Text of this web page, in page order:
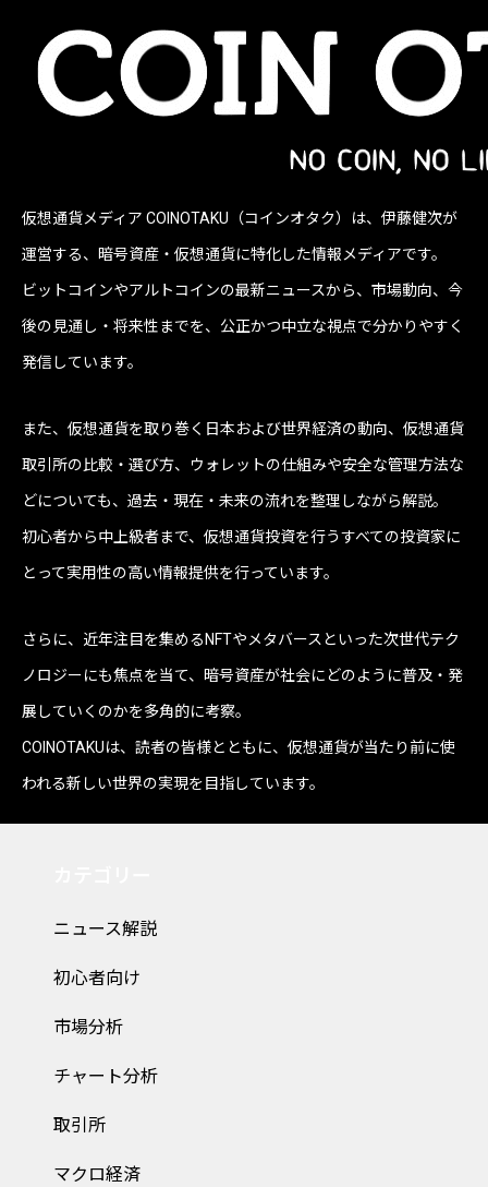
仮想通貨メディア COINOTAKU（コインオタク）は、伊藤健次が
運営する、暗号資産・仮想通貨に特化した情報メディアです。
ビットコインやアルトコインの最新ニュースから、市場動向、今
後の見通し・将来性までを、公正かつ中立な視点で分かりやすく
発信しています。
また、仮想通貨を取り巻く日本および世界経済の動向、仮想通貨
取引所の比較・選び方、ウォレットの仕組みや安全な管理方法な
どについても、過去・現在・未来の流れを整理しながら解説。
初心者から中上級者まで、仮想通貨投資を行うすべての投資家に
とって実用性の高い情報提供を行っています。
さらに、近年注目を集めるNFTやメタバースといった次世代テク
ノロジーにも焦点を当て、暗号資産が社会にどのように普及・発
展していくのかを多角的に考察。
COINOTAKUは、読者の皆様とともに、仮想通貨が当たり前に使
われる新しい世界の実現を目指しています。
ニュース解説
初心者向け
市場分析
チャート分析
取引所
マクロ経済